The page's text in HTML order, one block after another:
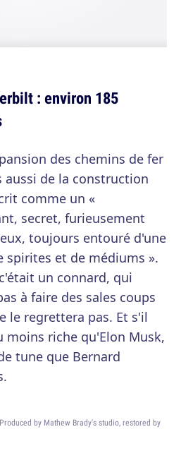
: environ 185
des chemins de fer
aussi de la construction
comme un «
secret, furieusement
toujours entouré d'une
spirites et de médiums ».
un connard, qui
à faire des sales coups
le regrettera pas. Et s'il
riche qu'Elon Musk,
tune que Bernard
Produced by Mathew Brady's studio, restored by